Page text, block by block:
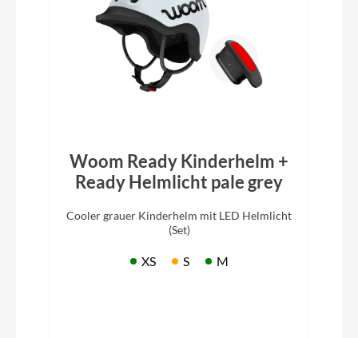
Woom Ready Kinderhelm +
Ready Helmlicht pale grey
Cooler grauer Kinderhelm mit LED Helmlicht
(Set)
XS S M